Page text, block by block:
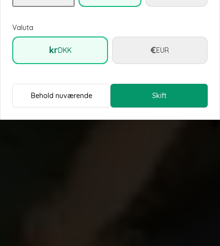
Valuta
krDKK €EUR
Behold nuværende Skift